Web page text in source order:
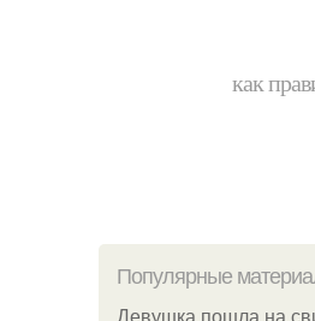
как
Популярные
Девушка пошла на